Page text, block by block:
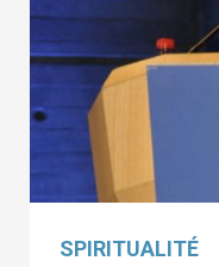
SPIRITUALITÉ